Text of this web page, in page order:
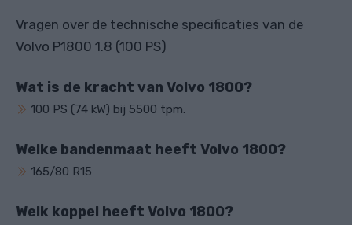
Vragen over de technische specificaties van de
Volvo P1800 1.8 (100 PS)
Wat is de kracht van Volvo 1800?
100 PS (74 kW) bij 5500 tpm.
Welke bandenmaat heeft Volvo 1800?
165/80 R15
Welk koppel heeft Volvo 1800?